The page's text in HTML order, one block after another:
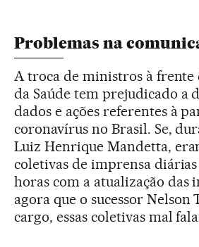
Problemas na
A troca de ministros à
da Saúde tem prejudicado a
dados e ações referentes à
coronavírus no Brasil. Se,
Luiz Henrique Mandetta,
coletivas de imprensa diárias
horas com a atualização das
agora que o sucessor Nelson
cargo, essas coletivas mal